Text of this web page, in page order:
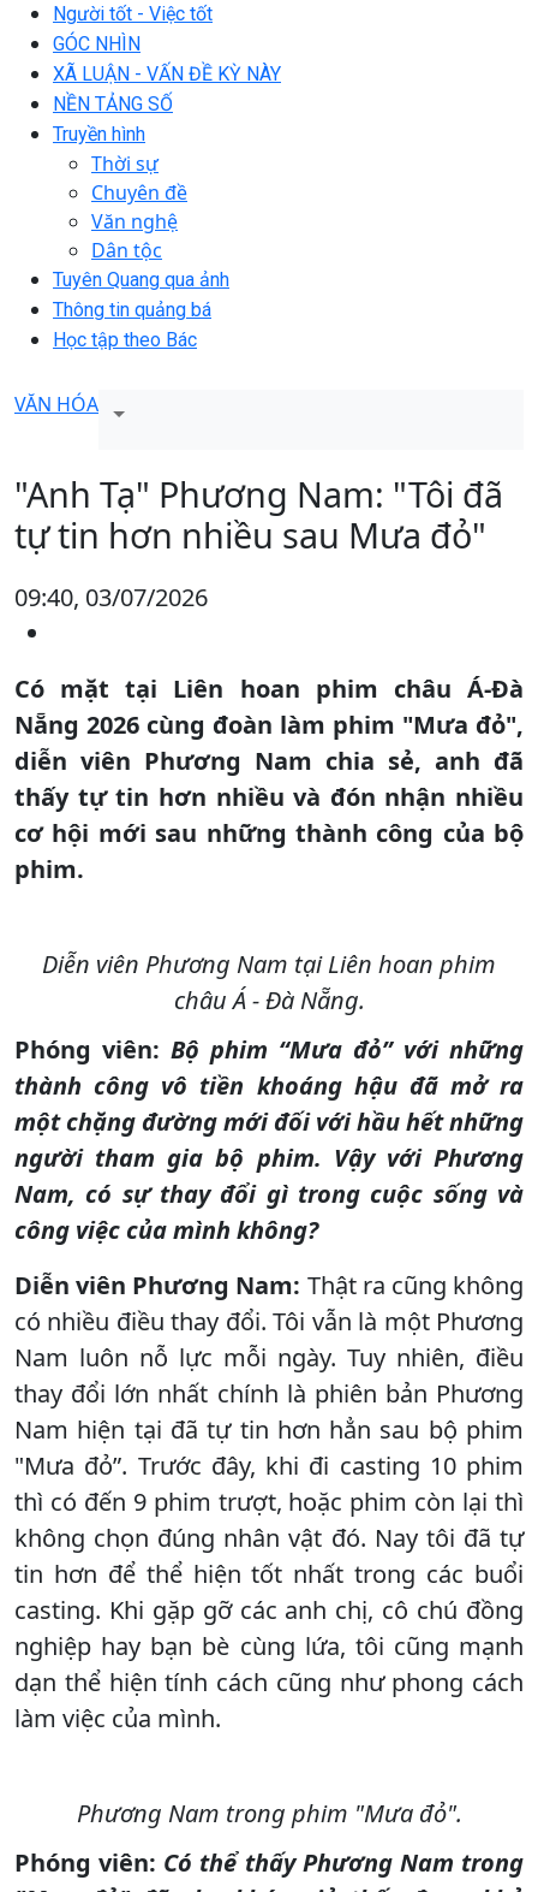
Người tốt - Việc tốt
GÓC NHÌN
XÃ LUẬN - VẤN ĐỀ KỲ NÀY
NỀN TẢNG SỐ
Truyền hình
Thời sự
Chuyên đề
Văn nghệ
Dân tộc
Tuyên Quang qua ảnh
Thông tin quảng bá
Học tập theo Bác
VĂN HÓA
"Anh Tạ" Phương Nam: "Tôi đã
tự tin hơn nhiều sau Mưa đỏ"
09:40, 03/07/2026
Có mặt tại Liên hoan phim châu Á-Đà
Nẵng 2026 cùng đoàn làm phim "Mưa đỏ",
diễn viên Phương Nam chia sẻ, anh đã
thấy tự tin hơn nhiều và đón nhận nhiều
cơ hội mới sau những thành công của bộ
phim.
Diễn viên Phương Nam tại Liên hoan phim
châu Á - Đà Nẵng.
Phóng viên: Bộ phim “Mưa đỏ” với những
thành công vô tiền khoáng hậu đã mở ra
một chặng đường mới đối với hầu hết những
người tham gia bộ phim. Vậy với Phương
Nam, có sự thay đổi gì trong cuộc sống và
công việc của mình không?
Diễn viên Phương Nam: Thật ra cũng không
có nhiều điều thay đổi. Tôi vẫn là một Phương
Nam luôn nỗ lực mỗi ngày. Tuy nhiên, điều
thay đổi lớn nhất chính là phiên bản Phương
Nam hiện tại đã tự tin hơn hẳn sau bộ phim
"Mưa đỏ”. Trước đây, khi đi casting 10 phim
thì có đến 9 phim trượt, hoặc phim còn lại thì
không chọn đúng nhân vật đó. Nay tôi đã tự
tin hơn để thể hiện tốt nhất trong các buổi
casting. Khi gặp gỡ các anh chị, cô chú đồng
nghiệp hay bạn bè cùng lứa, tôi cũng mạnh
dạn thể hiện tính cách cũng như phong cách
làm việc của mình.
Phương Nam trong phim "Mưa đỏ".
Phóng viên: Có thể thấy Phương Nam trong